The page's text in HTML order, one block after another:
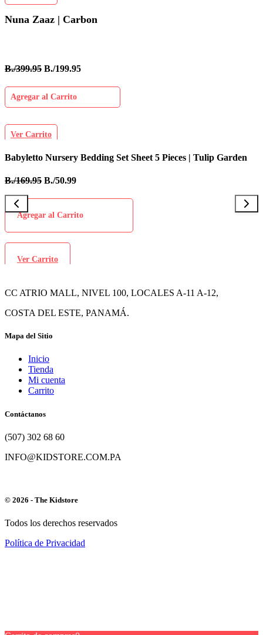
Nuna Zaaz | Carbon
B./399.95 B./199.95
Agregar al Carrito
Ver Carrito
Babyletto Nursery Bedding Set Sheet 5 Pieces | Tulip Garden
B./169.95 B./50.99
Agregar al Carrito
Ver Carrito
CC ATRIO MALL, NIVEL 100, LOCALES A-11 A-12,
COSTA DEL ESTE, PANAMÁ.
Mapa del Sitio
Inicio
Tienda
Mi cuenta
Carrito
Contáctanos
(507) 302 68 60
INFO@KIDSTORE.COM.PA
© 2026 - The Kidstore
Todos los derechos reservados
Política de Privacidad